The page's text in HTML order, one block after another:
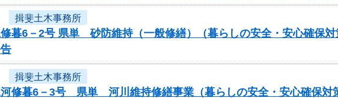
揖斐土木事務所
修暮6－2号 県単 砂防維持（一般修繕）（暮らしの安全・安心確保
揖斐土木事務所
河修暮6－3号 県単 河川維持修繕事業（暮らしの安全・安心確保対